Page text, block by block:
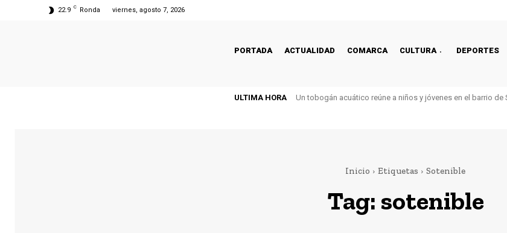
22.9 C Ronda viernes, agosto 7, 2026
PORTADA ACTUALIDAD COMARCA CULTURA DEPORTES
ULTIMA HORA Un tobogán acuático reúne a niños y jóvenes en el barrio de
Inicio Etiquetas Sotenible
Tag:sotenible